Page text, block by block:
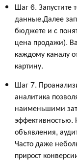
Шаг 6. Запустите
данные.Далее
бюджете и с
цена продажи).
каждому каналу
картину.
Шаг 7.
аналитика
наименьшими
эффективностью.
объявления,
Часто даже
прирост